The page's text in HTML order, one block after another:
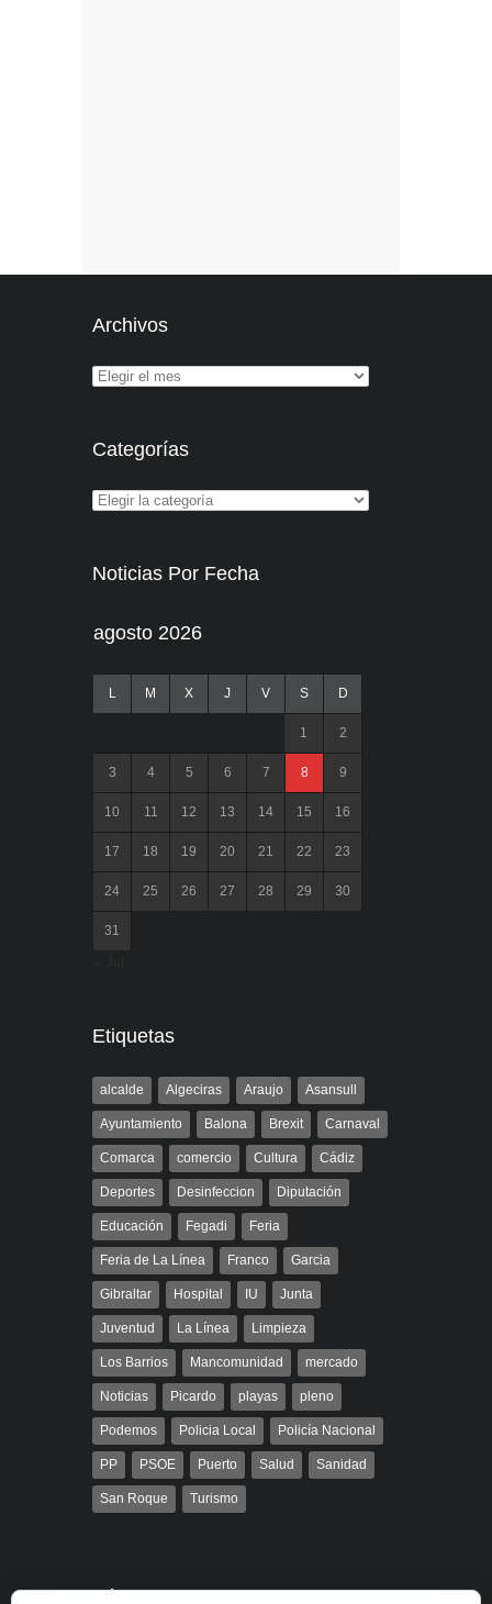
Archivos
Categorías
Noticias Por Fecha
agosto 2026
L M X J V S D
1 2
3 4 5 6 7 8 9
10 11 12 13 14 15 16
17 18 19 20 21 22 23
24 25 26 27 28 29 30
31
Etiquetas
alcalde Algeciras Araujo Asansull
Ayuntamiento Balona Brexit Carnaval
Comarca comercio Cultura Cádiz
Deportes Desinfeccion Diputación
Educación Fegadi Feria
Feria de La Línea Franco Garcia
Gibraltar Hospital IU Junta
Juventud La Línea Limpieza
Los Barrios Mancomunidad mercado
Noticias Picardo playas pleno
Podemos Policia Local Policía Nacional
PP PSOE Puerto Salud Sanidad
San Roque Turismo
Búsqueda